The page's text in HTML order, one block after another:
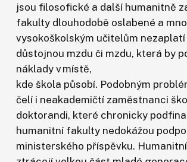
jsou filosofické a další humanitně
fakulty dlouhodobě oslabené a
vysokoškolským učitelům
důstojnou mzdu či mzdu, která by
náklady v místě,
kde škola působí. Podobným
čelí i neakademičtí zaměstnanci
doktorandi, které chronicky
humanitní fakulty nedokážou
ministerského příspěvku.